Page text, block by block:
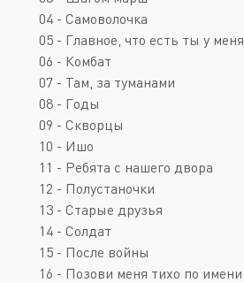
04 - Самоволочка
05 - Главное, что есть ты у меня
06 - Комбат
07 - Там, за туманами
08 - Годы
09 - Скворцы
10 - Ишо
11 - Ребята с нашего двора
12 - Полустаночки
13 - Старые друзья
14 - Солдат
15 - После войны
16 - Позови меня тихо по имени